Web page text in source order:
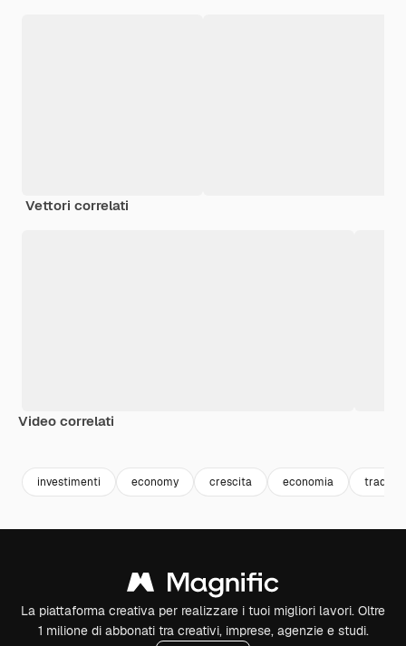
Vettori correlati
Video correlati
investimenti economy crescita economia trading
La piattaforma creativa per realizzare i tuoi migliori lavori. Oltre
1 milione di abbonati tra creativi, imprese, agenzie e studi.